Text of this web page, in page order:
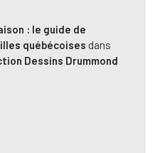
: le guide de
québécoises dans
Dessins Drummond